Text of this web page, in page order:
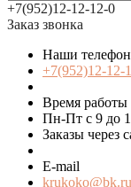
+7(952)12-12-12-0
Заказ звонка
Наши
+7(952)12-12-
Время работы
Пн-Пт с 9 до
Заказы через
E-mail
krukoko@bk.ru